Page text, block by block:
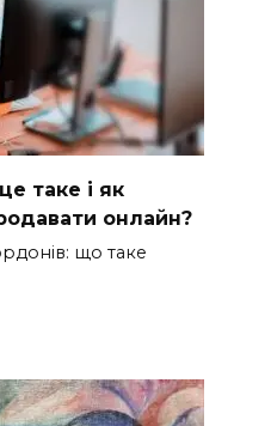
таке і як
онлайн?
що таке